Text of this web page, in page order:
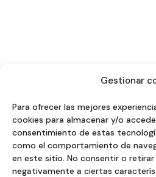
Gestionar
Para ofrecer las mejores
cookies para almacenar y/o
consentimiento de estas
como el comportamiento de
en este sitio. No consentir o
negativamente a ciertas